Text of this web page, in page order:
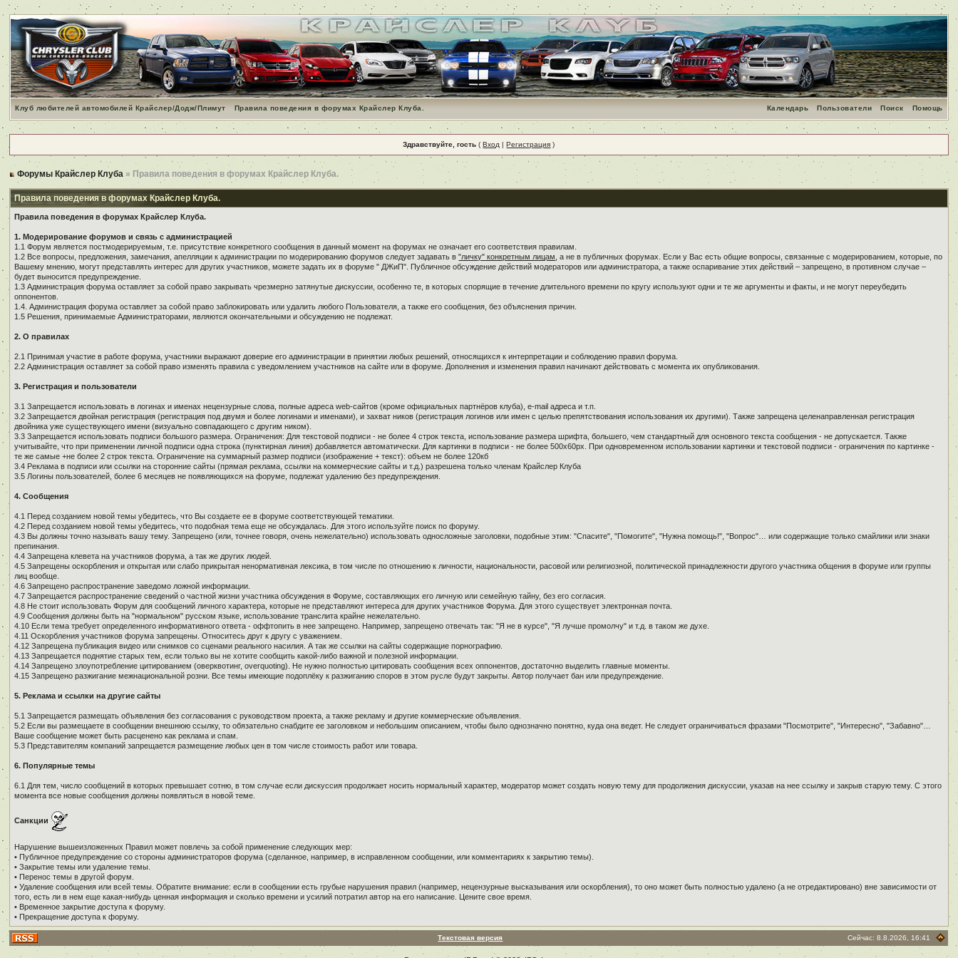
Клуб любителей автомобилей Крайслер/Додж/Плимут Правила поведения в форумах Крайслер Клуба. Помощь
Поиск
Пользователи
Календарь
Здравствуйте, гость (Вход |Регистрация )
Форумы Крайслер Клуба » Правила поведения в форумах Крайслер Клуба.
Правила поведения в форумах Крайслер Клуба.
Правила поведения в форумах Крайслер Клуба.
1. Модерирование форумов и связь с администрацией
1.1 Форум является постмодерируемым, т.е. присутствие конкретного сообщения в данный момент на форумах не означает его соответствия правилам.
1.2 Все вопросы, предложения, замечания, апелляции к администрации по модерированию форумов следует задавать в"личку" конкретным лицам , а не в публичных форумах. Если у Вас есть общие вопросы, связанные с модерированием, которые, по
Вашему мнению, могут представлять интерес для других участников, можете задать их в форуме " ДЖиП". Публичное обсуждение действий модераторов или администратора, а также оспаривание этих действий – запрещено, в противном случае –
будет выносится предупреждение.
1.3 Администрация форума оставляет за собой право закрывать чрезмерно затянутые дискуссии, особенно те, в которых спорящие в течение длительного времени по кругу используют одни и те же аргументы и факты, и не могут переубедить
оппонентов.
1.4. Администрация форума оставляет за собой право заблокировать или удалить любого Пользователя, а также его сообщения, без объяснения причин.
1.5 Решения, принимаемые Администраторами, являются окончательными и обсуждению не подлежат.
2. О правилах
2.1 Принимая участие в работе форума, участники выражают доверие его администрации в принятии любых решений, относящихся к интерпретации и соблюдению правил форума.
2.2 Администрация оставляет за собой право изменять правила с уведомлением участников на сайте или в форуме. Дополнения и изменения правил начинают действовать с момента их опубликования.
3. Регистрация и пользователи
3.1 Запрещается использовать в логинах и именах нецензурные слова, полные адреса web-сайтов (кроме официальных партнёров клуба), e-mail адреса и т.п.
3.2 Запрещается двойная регистрация (регистрация под двумя и более логинами и именами), и захват ников (регистрация логинов или имен с целью препятствования использования их другими). Также запрещена целенаправленная регистрация
двойника уже существующего имени (визуально совпадающего с другим ником).
3.3 Запрещается использовать подписи большого размера. Ограничения: Для текстовой подписи - не более 4 строк текста, использование размера шрифта, большего, чем стандартный для основного текста сообщения - не допускается. Также
учитывайте, что при применении личной подписи одна строка (пунктирная линия) добавляется автоматически. Для картинки в подписи - не более 500x60px. При одновременном использовании картинки и текстовой подписи - ограничения по картинке -
те же самые +не более 2 строк текста. Ограничение на суммарный размер подписи (изображение + текст): объем не более 120кб
3.4 Реклама в подписи или ссылки на сторонние сайты (прямая реклама, ссылки на коммерческие сайты и т.д.) разрешена только членам Крайслер Клуба
3.5 Логины пользователей, более 6 месяцев не появляющихся на форуме, подлежат удалению без предупреждения.
4. Сообщения
4.1 Перед созданием новой темы убедитесь, что Вы создаете ее в форуме соответствующей тематики.
4.2 Перед созданием новой темы убедитесь, что подобная тема еще не обсуждалась. Для этого используйте поиск по форуму.
4.3 Вы должны точно называть вашу тему. Запрещено (или, точнее говоря, очень нежелательно) использовать односложные заголовки, подобные этим: "Спасите", "Помогите", "Нужна помощь!", "Вопрос"… или содержащие только смайлики или знаки
препинания.
4.4 Запрещена клевета на участников форума, а так же других людей.
4.5 Запрещены оскорбления и открытая или слабо прикрытая ненормативная лексика, в том числе по отношению к личности, национальности, расовой или религиозной, политической принадлежности другого участника общения в форуме или группы
лиц вообще.
4.6 Запрещено распространение заведомо ложной информации.
4.7 Запрещается распространение сведений о частной жизни участника обсуждения в Форуме, составляющих его личную или семейную тайну, без его согласия.
4.8 Не стоит использовать Форум для сообщений личного характера, которые не представляют интереса для других участников Форума. Для этого существует электронная почта.
4.9 Сообщения должны быть на "нормальном" русском языке, использование транслита крайне нежелательно.
4.10 Если тема требует определенного информативного ответа - оффтопить в нее запрещено. Например, запрещено отвечать так: "Я не в курсе", "Я лучше промолчу" и т.д. в таком же духе.
4.11 Оскорбления участников форума запрещены. Относитесь друг к другу с уважением.
4.12 Запрещена публикация видео или снимков со сценами реального насилия. А так же ссылки на сайты содержащие порнографию.
4.13 Запрещается поднятие старых тем, если только вы не хотите сообщить какой-либо важной и полезной информации.
4.14 Запрещено злоупотребление цитированием (оверквотинг, overquoting). Не нужно полностью цитировать сообщения всех оппонентов, достаточно выделить главные моменты.
4.15 Запрещено разжигание межнациональной розни. Все темы имеющие подоплёку к разжиганию споров в этом русле будут закрыты. Автор получает бан или предупреждение.
5. Реклама и ссылки на другие сайты
5.1 Запрещается размещать объявления без согласования с руководством проекта, а также рекламу и другие коммерческие объявления.
5.2 Если вы размещаете в сообщении внешнюю ссылку, то обязательно снабдите ее заголовком и небольшим описанием, чтобы было однозначно понятно, куда она ведет. Не следует ограничиваться фразами "Посмотрите", "Интересно", "Забавно"…
Ваше сообщение может быть расценено как реклама и спам.
5.3 Представителям компаний запрещается размещение любых цен в том числе стоимость работ или товара.
6. Популярные темы
6.1 Для тем, число сообщений в которых превышает сотню, в том случае если дискуссия продолжает носить нормальный характер, модератор может создать новую тему для продолжения дискуссии, указав на нее ссылку и закрыв старую тему. С этого
момента все новые сообщения должны появляться в новой теме.
Санкции
Нарушение вышеизложенных Правил может повлечь за собой применение следующих мер:
• Публичное предупреждение со стороны администраторов форума (сделанное, например, в исправленном сообщении, или комментариях к закрытию темы).
• Закрытие темы или удаление темы.
• Перенос темы в другой форум.
• Удаление сообщения или всей темы. Обратите внимание: если в сообщении есть грубые нарушения правил (например, нецензурные высказывания или оскорбления), то оно может быть полностью удалено (а не отредактировано) вне зависимости от
того, есть ли в нем еще какая-нибудь ценная информация и сколько времени и усилий потратил автор на его написание. Цените свое время.
• Временное закрытие доступа к форуму.
• Прекращение доступа к форуму.
Текстовая версия Сейчас: 8.8.2026, 16:41